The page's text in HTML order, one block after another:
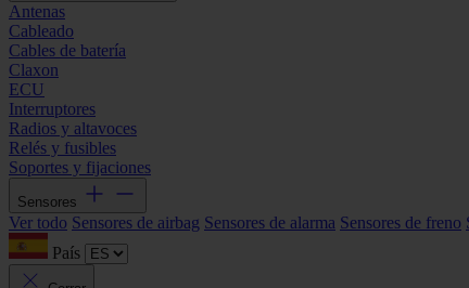
Antenas
Cableado
Cables de batería
Claxon
ECU
Interruptores
Radios y altavoces
Relés y fusibles
Soportes y fijaciones
Sensores
Ver todo Sensores de airbag Sensores de alarma Sensores de freno
País